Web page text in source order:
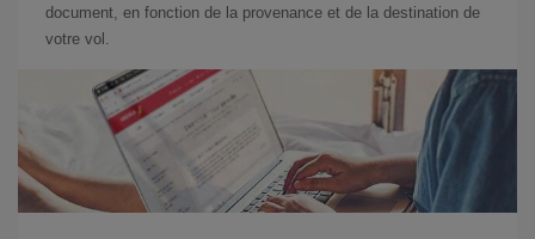
document, en fonction de la provenance et de la destination de
votre vol.